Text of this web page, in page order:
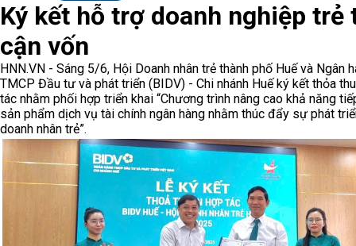
Ký kết hỗ trợ doanh nghiệp trẻ
cận vốn
HNN.VN - Sáng 5/6, Hội Doanh nhân trẻ thành phố Huế và Ngân
TMCP Đầu tư và phát triển (BIDV) - Chi nhánh Huế ký kết thỏa
tác nhằm phối hợp triển khai “Chương trình nâng cao khả năng
sản phẩm dịch vụ tài chính ngân hàng nhằm thúc đẩy sự phát
doanh nhân trẻ”.